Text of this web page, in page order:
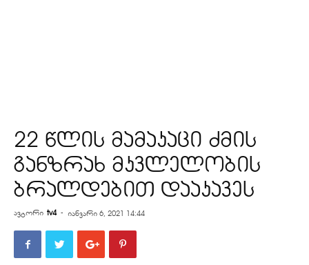
22 წლის მამაკაცი ძმის
განზრახ მკვლელობის
ბრალდებით დააკავეს
ავტორი tv4 - იანვარი 6, 2021 14:44